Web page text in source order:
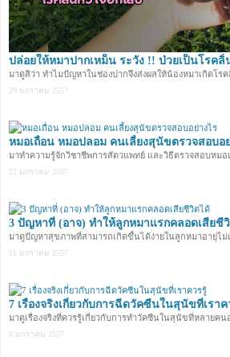
ปล่อยให้หมาปากเหม็น ระวัง !! ป่วยเป็นโรคลิ้
มาดูสิว่า ทำไมปัญหาในช่องปากจึงส่งผลให้น้องหมาเกิดโร
29 มกราคม 2557
หมอเถื่อน หมอปลอม คนเลี้ยงสุนัขตรวจสอบอ
มาทำความรู้จักวิชาชีพการสัตวแพทย์ และวิธีตรวจสอบหม
22 มกราคม 2557
3 ปัญหาที่ (อาจ) ทำให้ลูกหมาแรกคลอดเสียชี
มาดูปัญหาสุขภาพที่สามารถเกิดขึ้นได้ง่ายในลูกหมาอายุไ
15 มกราคม 2557
7 เรื่องจริงเกี่ยวกับการฉีดวัคซีนในสุนัขที่เราค
มาดูเรื่องจริงที่ควรรู้เกี่ยวกับการทำวัคซีนในสุนัขที่หลายคน
8 มกราคม 2557